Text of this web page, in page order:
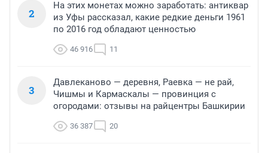
2
На этих монетах можно заработать: антиквар
из Уфы рассказал, какие редкие деньги 1961
по 2016 год обладают ценностью
46 916 11
3
Давлеканово — деревня, Раевка — не рай,
Чишмы и Кармаскалы — провинция с
огородами: отзывы на райцентры Башкирии
36 387 20